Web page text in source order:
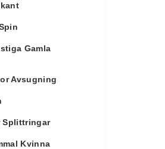
Gamla
Avsugning
Splittringar
Kvinna